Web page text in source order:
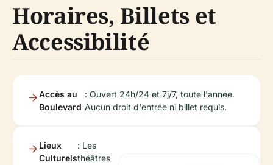
Horaires, Billets et
Accessibilité
Accès au
Boulevard
: Ouvert 24h/24 et 7j/7, toute l'année.
Aucun droit d'entrée ni billet requis.
Lieux
Culturels
: Les
théâtres